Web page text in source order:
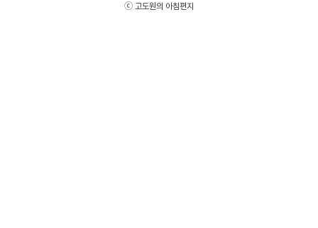
ⓒ 고도원의 아침편지